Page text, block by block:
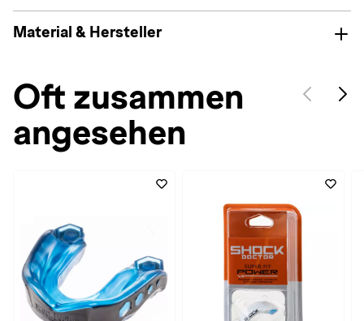
Material & Hersteller
Oft zusammen
angesehen